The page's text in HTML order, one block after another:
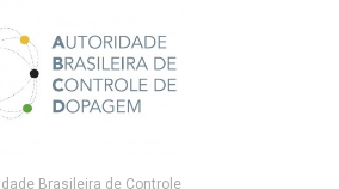
Brasileira de Controle